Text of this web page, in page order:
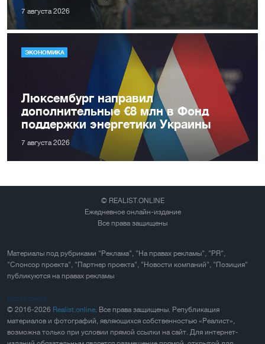
7 августа 2026
ЭКОНОМИКА
Люксембург направил
дополнительные €8 млн в Фонд
поддержки энергетики Украины
7 августа 2026
© REALIST.ONLINE
Ежедневное онлайн-издание
Все права защищены
Материалы под рубриками "Реклама", "На правах рекламы", "PR",
"Спонсор проекта", "Партнер проекта", "Новости компаний", "Позиция"
публикуются на правах рекламы
Карта сайта
© 2016-2026 Realist.online . Все права защищены. Републикация
материалов и фотографий, являющихся собственностью «Реалист»,
возможна только при условии прямой ссылки на сайт. Для интернет-